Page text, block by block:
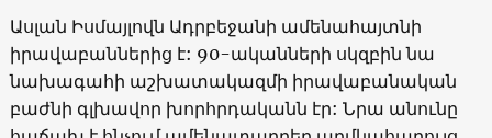
Ասլան Իսմայլովն Ադրբեջանի ամենահայտնի
իրավաբաններից է: 90-ականների սկզբին նա
նախագահի աշխատակազմի իրավաբանական
բաժնի գլխավոր խորհրդականն էր: Նրա անունը